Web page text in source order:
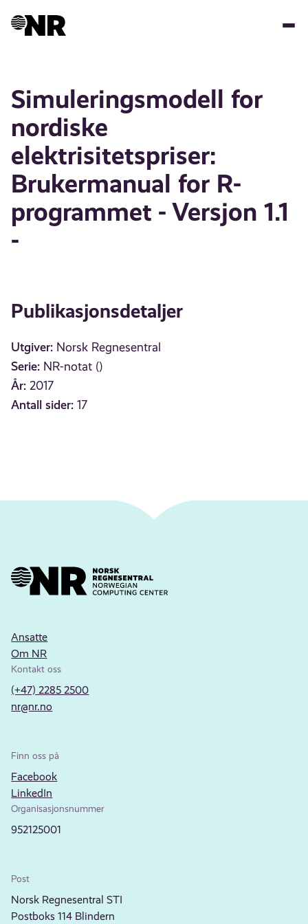
Simuleringsmodell for
nordiske
elektrisitetspriser:
Brukermanual for R-
programmet - Versjon 1.1
-
Publikasjonsdetaljer
Utgiver: Norsk Regnesentral
Serie: NR-notat ()
År: 2017
Antall sider: 17
Ansatte
Om NR
Kontakt oss
(+47) 2285 2500
nr@nr.no
Finn oss på
Facebook
LinkedIn
Organisasjonsnummer
952125001
Post
Norsk Regnesentral STI
Postboks 114 Blindern